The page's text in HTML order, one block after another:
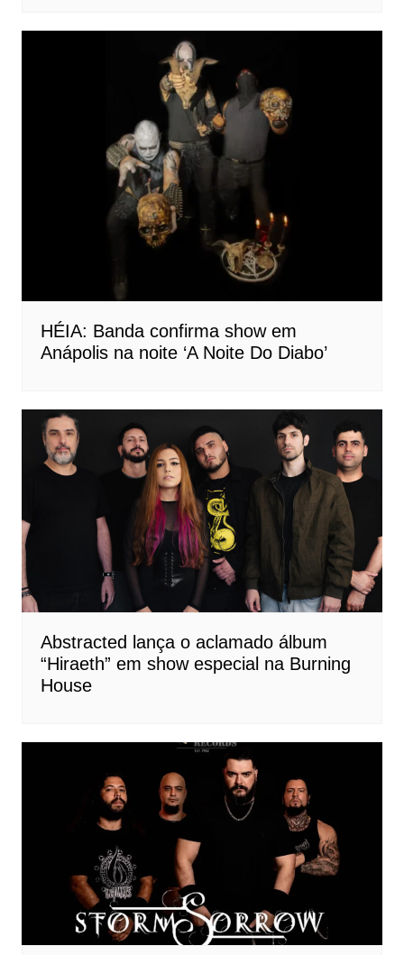
HÉIA: Banda confirma show em
Anápolis na noite ‘A Noite Do Diabo’
Abstracted lança o aclamado álbum
“Hiraeth” em show especial na Burning
House